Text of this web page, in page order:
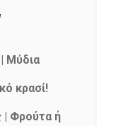
| Μύδια
κρασί!
| Φρούτα ή